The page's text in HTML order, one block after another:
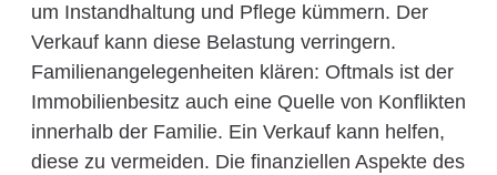
um Instandhaltung und Pflege kümmern. Der
Verkauf kann diese Belastung verringern.
Familienangelegenheiten klären: Oftmals ist der
Immobilienbesitz auch eine Quelle von Konflikten
innerhalb der Familie. Ein Verkauf kann helfen,
diese zu vermeiden. Die finanziellen Aspekte des